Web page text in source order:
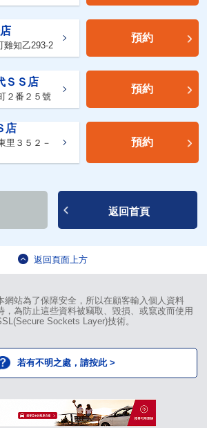
雞知乙293-2
預約
ＳＳ店
２番２５號
預約
店
里３５２－
預約
返回首頁
返回頁面上方
網站為了保障安全，所以在顧客輸入個人資料
，為防止這些資料被竊取、毀損、或竄改而使用
Sockets Layer)技術。
若有不明之處，請按此 >